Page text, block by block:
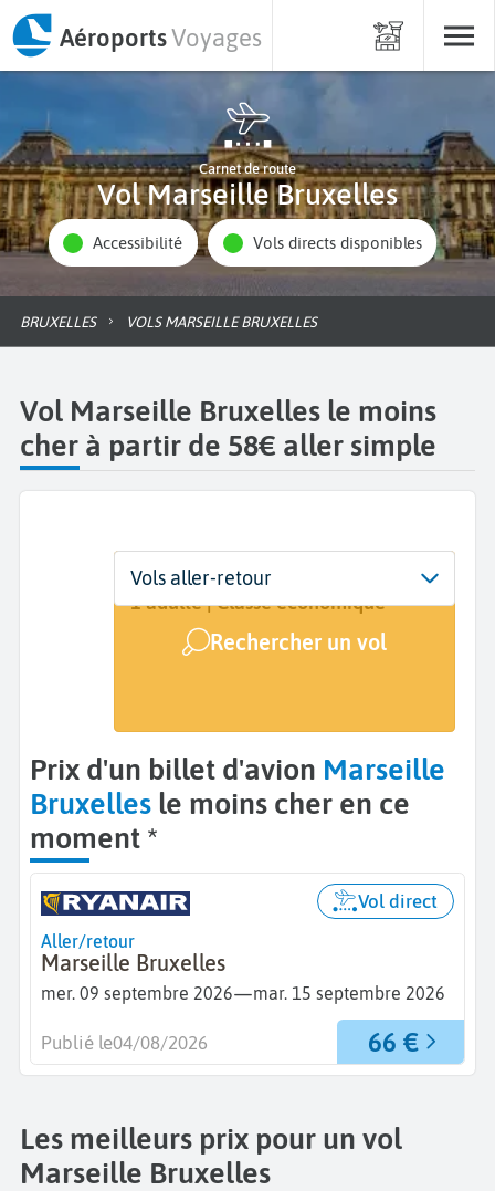
AéroportsVoyages
Carnet de route
Vol Marseille Bruxelles
Accessibilité Vols directs disponibles
BRUXELLES VOLS MARSEILLE BRUXELLES
Vol Marseille Bruxelles le moins
cher à partir de 58€ aller simple
Départ
Marseille (MRS)
Dates
Dates de votre voyage
Voyageurs | Classe
1 adulte | Classe économique
Rechercher un vol
Vols aller-retour
Prix d'un billet d'avion Marseille
Bruxelles le moins cher en ce
moment *
Aller/retour
Marseille Bruxelles
mer. 09 septembre 2026—mar. 15 septembre 2026
Vol direct
66 €
Publié le04/08/2026
Les meilleurs prix pour un vol
Marseille Bruxelles